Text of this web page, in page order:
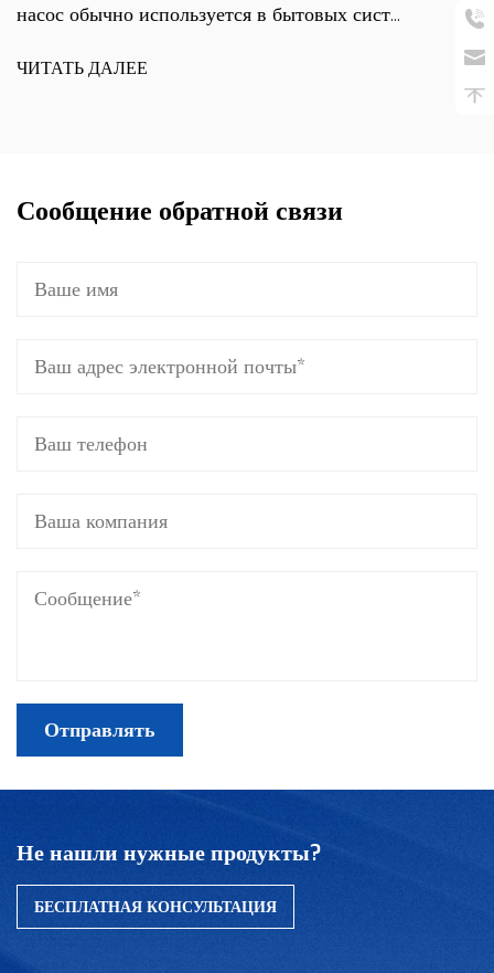
насос обычно используется в бытовых сист...
ЧИТАТЬ ДАЛЕЕ
Сообщение обратной связи
Не нашли нужные продукты?
БЕСПЛАТНАЯ КОНСУЛЬТАЦИЯ